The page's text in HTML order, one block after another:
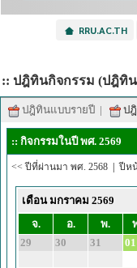
RRU.AC.TH
:: ปฎิทินกิจกรรม (ปฎิทิ
ปฎิทินแบบรายปี | ป
:: กิจกรรมในปี พศ. 2569
<< ปีที่ผ่านมา พศ. 2568 |ปีห
เดือน มกราคม 2569
จ.
อ. พ.
29
30 31 01